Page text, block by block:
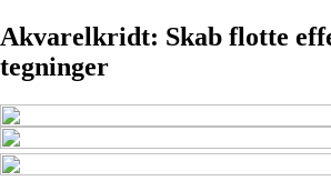
Akvarelkridt: Skab flotte
tegninger